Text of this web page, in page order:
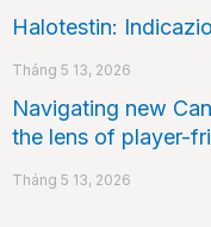
Halotestin:
Tháng 5 13, 2026
Navigating new
the lens of player-
Tháng 5 13, 2026